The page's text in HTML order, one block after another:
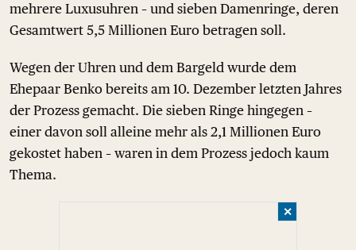
mehrere Luxusuhren – und sieben Damenringe, deren
Gesamtwert 5,5 Millionen Euro betragen soll.
Wegen der Uhren und dem Bargeld wurde dem
Ehepaar Benko bereits am 10. Dezember letzten Jahres
der Prozess gemacht. Die sieben Ringe hingegen –
einer davon soll alleine mehr als 2,1 Millionen Euro
gekostet haben – waren in dem Prozess jedoch kaum
Thema.
✕